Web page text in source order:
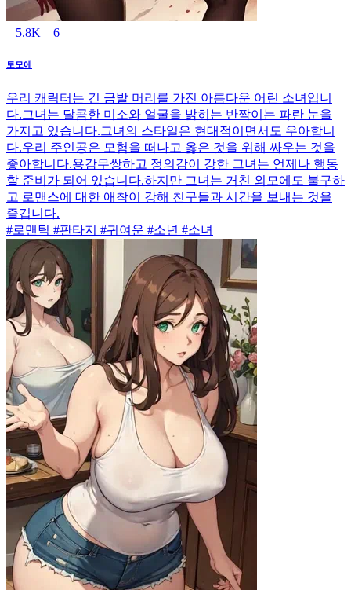
5.8K 6
토모에
우리 캐릭터는 긴 금발 머리를 가진 아름다운 어린 소녀입니
다.그녀는 달콤한 미소와 얼굴을 밝히는 반짝이는 파란 눈을
가지고 있습니다.그녀의 스타일은 현대적이면서도 우아합니
다.우리 주인공은 모험을 떠나고 옳은 것을 위해 싸우는 것을
좋아합니다.용감무쌍하고 정의감이 강한 그녀는 언제나 행동
할 준비가 되어 있습니다.하지만 그녀는 거친 외모에도 불구하
고 로맨스에 대한 애착이 강해 친구들과 시간을 보내는 것을
즐깁니다.
#로맨틱 #판타지 #귀여운 #소년 #소녀